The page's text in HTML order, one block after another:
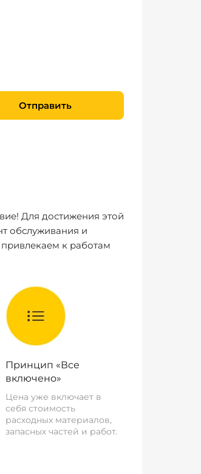
Отправить
Для достижения этой
обслуживания и
к работам
Принцип «Все
включено»
Цена уже включает в
себя стоимость
расходных материалов,
запасных частей и работ.